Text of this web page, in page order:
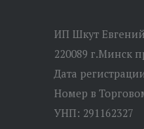
ИП Шкут
220089 г.Минск
Дата
Номер в
УНП: 291162327